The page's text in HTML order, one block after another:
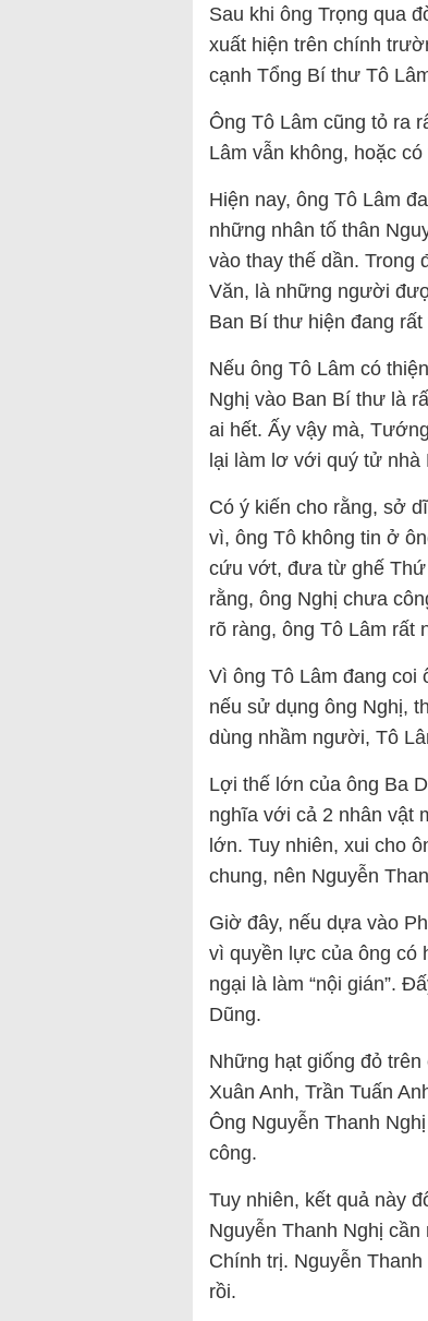
Sau khi ông Trọng qua
xuất hiện trên chính
cạnh Tổng Bí thư Tô
Ông Tô Lâm cũng tỏ ra
Lâm vẫn không, hoặc
Hiện nay, ông Tô Lâm
những nhân tố thân
vào thay thế dần. Trong
Văn, là những người
Ban Bí thư hiện đang
Nếu ông Tô Lâm có
Nghị vào Ban Bí thư là
ai hết. Ấy vậy mà,
lại làm lơ với quý tử nhà
Có ý kiến cho rằng, sở
vì, ông Tô không tin ở
cứu vớt, đưa từ ghế
rằng, ông Nghị chưa
rõ ràng, ông Tô Lâm rất
Vì ông Tô Lâm đang coi
nếu sử dụng ông Nghị,
dùng nhầm người, Tô
Lợi thế lớn của ông Ba
nghĩa với cả 2 nhân vật
lớn. Tuy nhiên, xui cho
chung, nên Nguyễn
Giờ đây, nếu dựa vào
vì quyền lực của ông có
ngại là làm “nội gián”.
Dũng.
Những hạt giống đỏ
Xuân Anh, Trần Tuấn
Ông Nguyễn Thanh
công.
Tuy nhiên, kết quả này
Nguyễn Thanh Nghị
Chính trị. Nguyễn
rồi.